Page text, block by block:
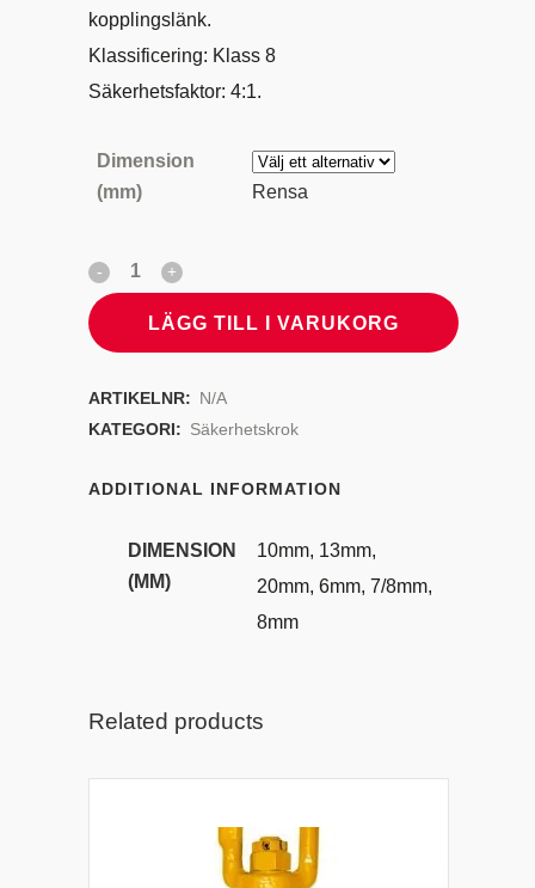
kopplingslänk.
Klassificering: Klass 8
Säkerhetsfaktor: 4:1.
Dimension
(mm)
Rensa
LÄGG TILL I VARUKORG
ARTIKELNR: N/A
KATEGORI: Säkerhetskrok
ADDITIONAL INFORMATION
DIMENSION
(MM)
10mm, 13mm,
20mm, 6mm, 7/8mm,
8mm
Related products